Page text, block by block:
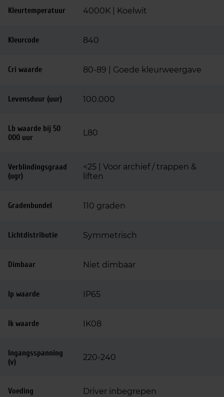
Kleurtemperatuur 4000K | Koelwit
Kleurcode 840
Cri waarde 80-89 | Goede kleurweergave
Levensduur (uur) 100.000
Lb waarde bij 50
000 uur
L80
Verblindingsgraad
(ugr)
<25 | Voor archief / trappen &
liften
Gradenbundel 110 graden
Lichtdistributie Symmetrisch
Dimbaar Niet dimbaar
Ip waarde IP65
Ik waarde IK08
Ingangsspanning
(v)
220-240
Voeding Driver inbegrepen